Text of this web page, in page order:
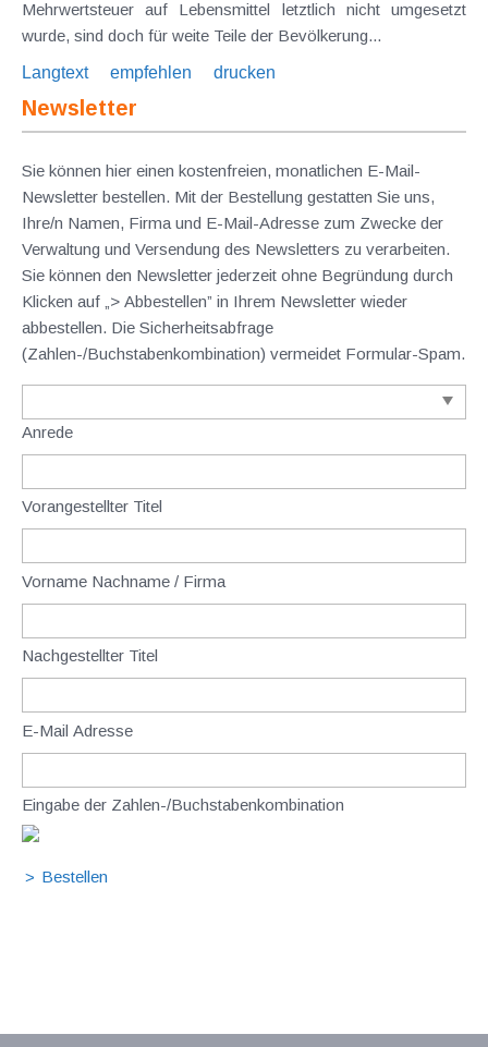
Mehrwertsteuer auf Lebensmittel letztlich nicht umgesetzt
wurde, sind doch für weite Teile der Bevölkerung...
Langtext
empfehlen drucken
Newsletter
Sie können hier einen kostenfreien, monatlichen E-Mail-
Newsletter bestellen. Mit der Bestellung gestatten Sie uns,
Ihre/n Namen, Firma und E-Mail-Adresse zum Zwecke der
Verwaltung und Versendung des Newsletters zu verarbeiten.
Sie können den Newsletter jederzeit ohne Begründung durch
Klicken auf „> Abbestellen” in Ihrem Newsletter wieder
abbestellen. Die Sicherheitsabfrage
(Zahlen-/Buchstabenkombination) vermeidet Formular-Spam.
Anrede
Vorangestellter Titel
Vorname Nachname / Firma
Nachgestellter Titel
E-Mail Adresse
Eingabe der Zahlen-/Buchstabenkombination